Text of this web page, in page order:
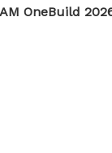
OneBuild